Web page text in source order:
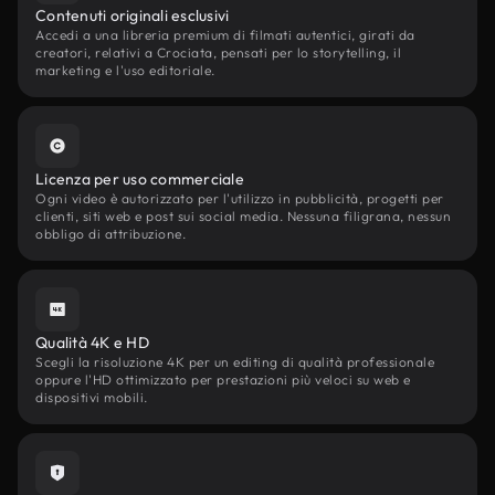
Contenuti originali esclusivi
Accedi a una libreria premium di filmati autentici, girati da
creatori, relativi a Crociata, pensati per lo storytelling, il
marketing e l'uso editoriale.
Licenza per uso commerciale
Ogni video è autorizzato per l'utilizzo in pubblicità, progetti per
clienti, siti web e post sui social media. Nessuna filigrana, nessun
obbligo di attribuzione.
Qualità 4K e HD
Scegli la risoluzione 4K per un editing di qualità professionale
oppure l'HD ottimizzato per prestazioni più veloci su web e
dispositivi mobili.